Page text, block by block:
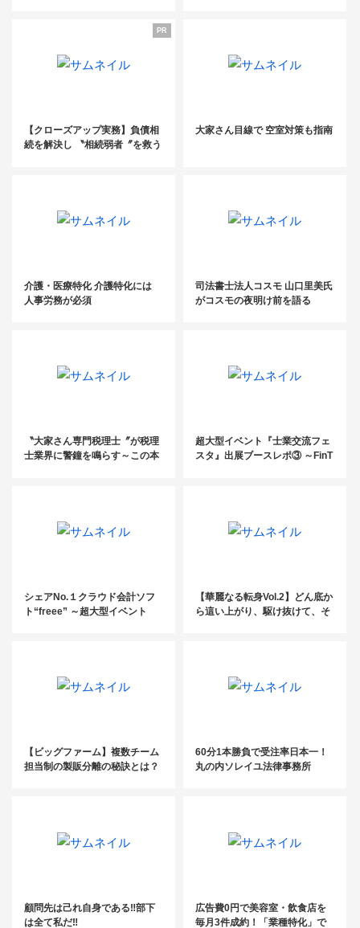
PR
【クローズアップ実務】負債相
続を解決し 〝相続弱者〞を救う
大家さん目線で 空室対策も指南
介護・医療特化 介護特化には
人事労務が必須
司法書士法人コスモ 山口里美氏
がコスモの夜明け前を語る
〝大家さん専門税理士〞が税理
士業界に警鐘を鳴らす～この本
超大型イベント『士業交流フェ
スタ』出展ブースレポ③ ～FinT
シェアNo.１クラウド会計ソフ
ト“freee” ～超大型イベント
【華麗なる転身Vol.2】どん底か
ら這い上がり、駆け抜けて、そ
【ビッグファーム】複数チーム
担当制の製販分離の秘訣とは？
60分1本勝負で受注率日本一！
丸の内ソレイユ法律事務所
顧問先は己れ自身である‼︎部下
は全て私だ‼︎
広告費0円で美容室・飲食店を
毎月3件成約！「業種特化」で